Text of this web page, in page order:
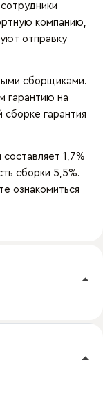
компанию,
отправку
сборщиками.
гарантию на
гарантия
1,7%
сборки 5,5%.
ознакомиться